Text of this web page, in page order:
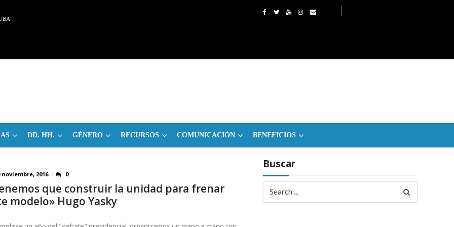
DD. HH. GÉNERO RECURSOS COMUNICACIÓN BENEFICIOS
noviembre, 2016 0
que construir la unidad para frenar
modelo» Hugo Yasky
Buscar
for: